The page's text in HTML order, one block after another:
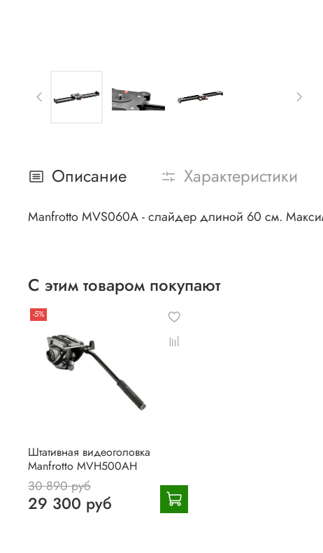
Описание Характеристики
Manfrotto MVS060A - слайдер длиной 60 см.
С этим товаром покупают
-5%
Штативная видеоголовка
Manfrotto MVH500AH
30 890 руб
29 300 руб